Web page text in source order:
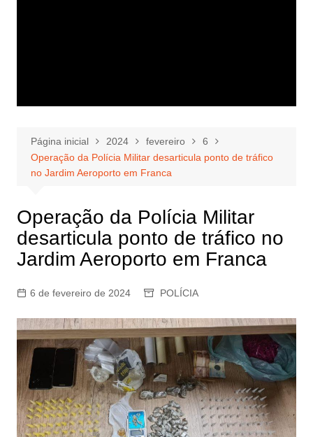
Página inicial 2024 fevereiro
6
Operação da Polícia Militar desarticula ponto de tráfico
no Jardim Aeroporto em Franca
Operação da Polícia Militar
desarticula ponto de tráfico no
Jardim Aeroporto em Franca
6 de fevereiro de 2024 POLÍCIA